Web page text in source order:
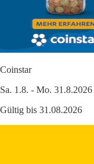
Coinstar
Sa. 1.8. - Mo. 31.8.2026
Gültig bis 31.08.2026